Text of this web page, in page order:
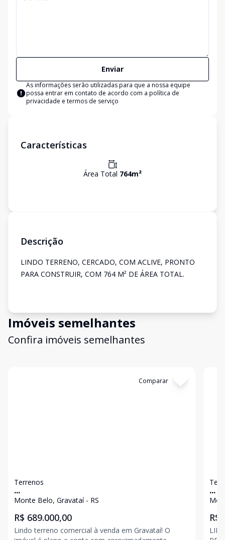
Enviar
As informações serão utilizadas para que a nossa equipe
possa entrar em contato de acordo com a política de
privacidade e termos de serviço
Características
Área Total 764m²
Descrição
LINDO TERRENO, CERCADO, COM ACLIVE, PRONTO
PARA CONSTRUIR, COM 764 M² DE ÁREA TOTAL.
Imóveis semelhantes
Confira imóveis semelhantes
Comparar
Terrenos
...
Monte Belo, Gravataí - RS
R$ 689.000,00
Lindo terreno comercial à venda em Gravataí! O
...
R$